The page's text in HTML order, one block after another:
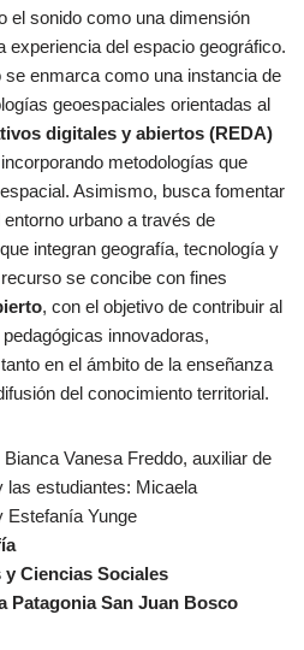
el sonido como una dimensión
experiencia del espacio geográfico.
se enmarca como una instancia de
geoespaciales orientadas al
digitales y abiertos (REDA)
metodologías que
Asimismo, busca fomentar
urbano a través de
integran geografía, tecnología y
se concibe con fines
, con el objetivo de contribuir al
innovadoras,
en el ámbito de la enseñanza
del conocimiento territorial.
Bianca Vanesa Freddo, auxiliar de
las estudiantes: Micaela
Estefanía Yunge
y Ciencias Sociales
Patagonia San Juan Bosco